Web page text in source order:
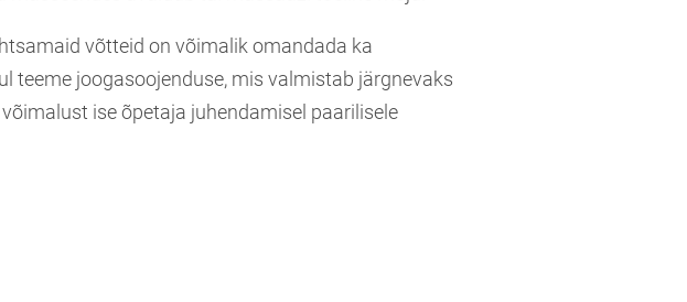
võtteid on võimalik omandada ka
teeme joogasoojenduse, mis valmistab järgnevaks
ise õpetaja juhendamisel paarilisele